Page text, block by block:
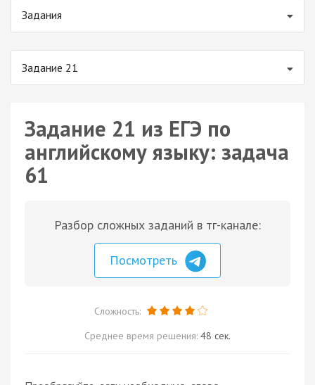
Задания
Задание 21
Задание 21 из ЕГЭ по
английскому языку: задача
61
Разбор сложных заданий в тг-канале:
Посмотреть
Сложность:
Среднее время решения: 48 сек.